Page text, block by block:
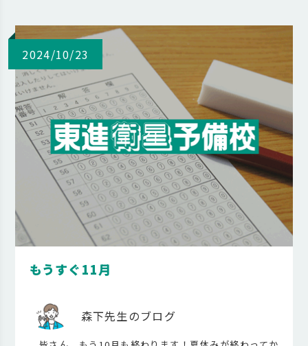
2024/10/23
もうすぐ11月
森下先生のブログ